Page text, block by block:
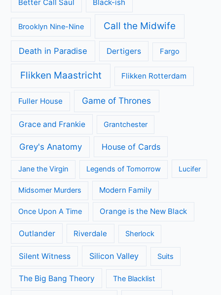
Better Call Saul Black-ish
Brooklyn Nine-Nine Call the Midwife
Death in Paradise Dertigers Fargo
Flikken Maastricht Flikken Rotterdam
Fuller House Game of Thrones
Grace and Frankie Grantchester
Grey's Anatomy House of Cards
Jane the Virgin Legends of Tomorrow Lucifer
Midsomer Murders Modern Family
Once Upon A Time Orange is the New Black
Outlander Riverdale Sherlock
Silent Witness Silicon Valley Suits
The Big Bang Theory The Blacklist